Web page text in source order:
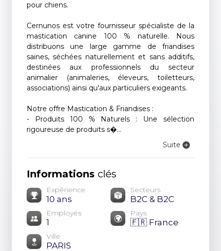
pour chiens.
Cernunos est votre fournisseur spécialiste de la
mastication canine 100 % naturelle. Nous
distribuons une large gamme de friandises
saines, séchées naturellement et sans additifs,
destinées aux professionnels du secteur
animalier (animaleries, éleveurs, toiletteurs,
associations) ainsi qu'aux particuliers exigeants.
Notre offre Mastication & Friandises :
- Produits 100 % Naturels : Une sélection
rigoureuse de produits s�...
Suite
Informations clés
Expérience
10 ans
Secteurs
B2C & B2C
Employés
1
Pays
🇫🇷 France
Ville
PARIS